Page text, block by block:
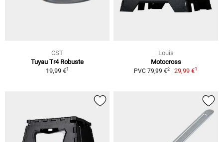
CST
Tuyau Tr4 Robuste
19,99 €1
Louis
Motocross
PVC 79,99 €2 29,99 €1